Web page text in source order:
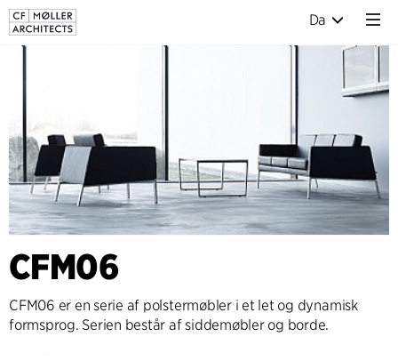
Da
CFM06
CFM06 er en serie af polstermøbler i et let og dynamisk
formsprog. Serien består af siddemøbler og borde.